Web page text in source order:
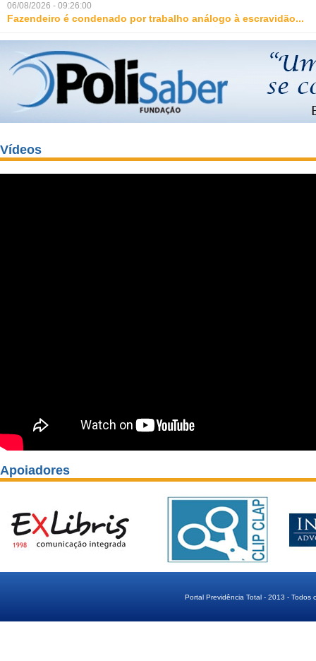
06/08/2026 - 09:26:00
Fazendeiro é condenado por trabalho análogo à escravidão...
Vídeos
Apoiadores
Portal Previdência Total - 2013 - Todos